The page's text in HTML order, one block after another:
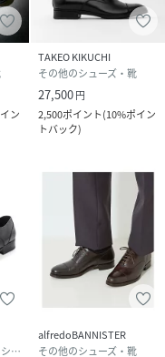
ン
TAKEO KIKUCHI
その他のシューズ・靴
27,500円
2,500ポイント(10%ポイン
トバック)
レースアップ・ドレスシューズ
alfredoBANNISTER
その他のシューズ・靴